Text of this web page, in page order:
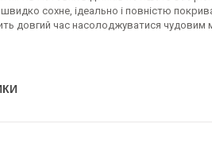
сохне, ідеально і повністю
довгий час насолоджуватися чудовим